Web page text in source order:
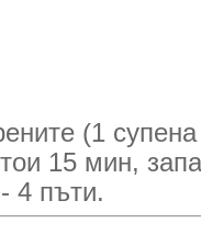
(1
15 мин,
4 пъти.